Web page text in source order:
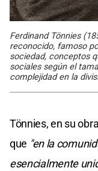
Ferdinand Tönnies
reconocido, famoso
sociedad, conceptos
sociales según el
complejidad en la
Tönnies, en su
que "en la
esencialmente